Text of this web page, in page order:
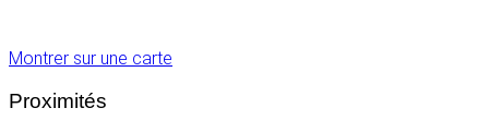
Montrer sur une carte
Proximités